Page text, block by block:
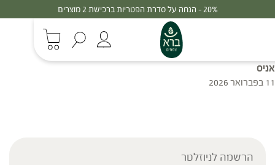
20% - הנחה על סדרת הפטריות ברכישת 2 מוצרים
אניס
11 בפברואר 2026
הרשמה לניוזלטר